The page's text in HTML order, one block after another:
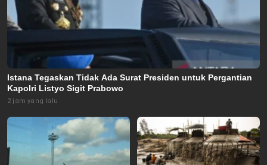
Istana Tegaskan Tidak Ada Surat Presiden untuk Pergantian
Kapolri Listyo Sigit Prabowo
2 jam yang lalu